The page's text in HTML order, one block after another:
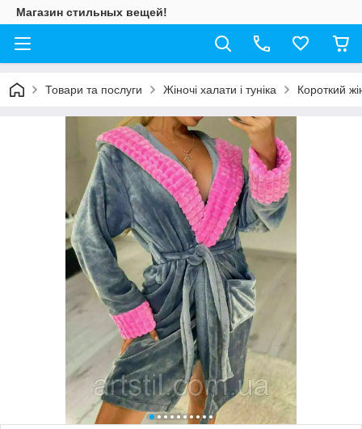
Магазин стильных вещей!
Товари та послуги Жіночі халати і туніка Короткий